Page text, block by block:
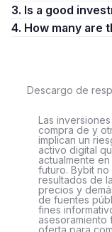
3. Is a good
4. How
Descargo de
Las
compra de y
implican un
activo digital
actualmente
futuro. Bybit
resultados de
precios y
de fuentes
fines
asesoramiento
oferta para